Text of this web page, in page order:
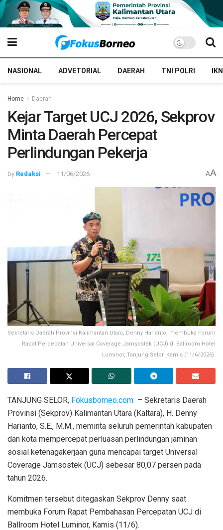
NASIONAL ADVETORIAL DAERAH TNI POLRI IKN
Home Daerah
Kejar Target UCJ 2026, Sekprov
Minta Daerah Percepat
Perlindungan Pekerja
by Redaksi 11/06/2026 AA
Sekretaris Daerah Provinsi Kalimantan Utara, Denny Harianto, membuka Forum
Rapat Percepatan Universal Coverage Jamsostek (UCJ) di Ballroom Hotel
Luminor, Tanjung Selor, Kamis (11/6/2026).
TANJUNG SELOR, Fokusborneo.com – Sekretaris Daerah
Provinsi (Sekprov) Kalimantan Utara (Kaltara), H. Denny
Harianto, S.E., M.M., meminta seluruh pemerintah kabupaten
dan kota mempercepat perluasan perlindungan jaminan
sosial ketenagakerjaan guna mencapai target Universal
Coverage Jamsostek (UCJ) sebesar 80,07 persen pada
tahun 2026.
Komitmen tersebut ditegaskan Sekprov Denny saat
membuka Forum Rapat Pembahasan Percepatan UCJ di
Ballroom Hotel Luminor, Kamis (11/6).